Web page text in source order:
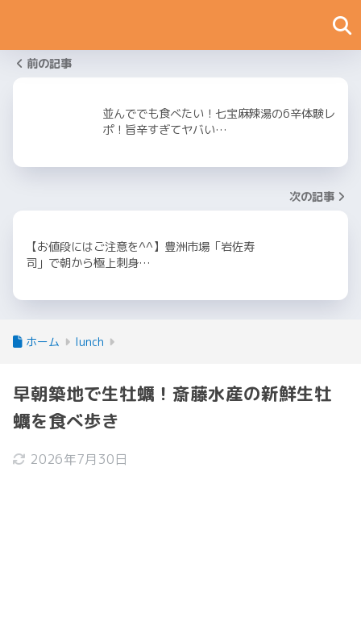
前の記事
並んででも食べたい！七宝麻辣湯の6辛体験レ
ポ！旨辛すぎてヤバい…
次の記事
【お値段にはご注意を^^】豊洲市場「岩佐寿
司」で朝から極上刺身…
ホーム lunch
早朝築地で生牡蠣！斎藤水産の新鮮生牡
蠣を食べ歩き
2026年7月30日